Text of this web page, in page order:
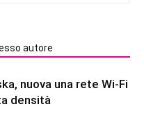
autore
nuova una rete Wi-Fi
densità